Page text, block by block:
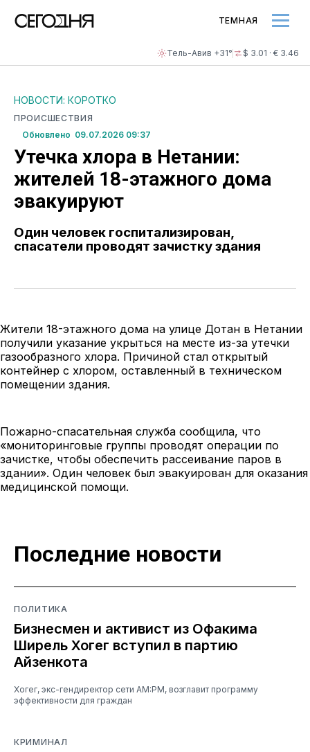
Тель-Авив +31° $ 3.01 · € 3.46
ТЕМНАЯ
НОВОСТИ: КОРОТКО
ПРОИСШЕСТВИЯ
Обновлено 09.07.2026 09:37
Утечка хлора в Нетании:
жителей 18-этажного дома
эвакуируют
Один человек госпитализирован,
спасатели проводят зачистку здания
Жители 18-этажного дома на улице Дотан в Нетании
получили указание укрыться на месте из-за утечки
газообразного хлора. Причиной стал открытый
контейнер с хлором, оставленный в техническом
помещении здания.
Пожарно-спасательная служба сообщила, что
«мониторинговые группы проводят операции по
зачистке, чтобы обеспечить рассеивание паров в
здании». Один человек был эвакуирован для оказания
медицинской помощи.
Последние новости
ПОЛИТИКА
Бизнесмен и активист из Офакима
Ширель Хогег вступил в партию
Айзенкота
Хогег, экс-гендиректор сети AM:PM, возглавит программу
эффективности для граждан
КРИМИНАЛ